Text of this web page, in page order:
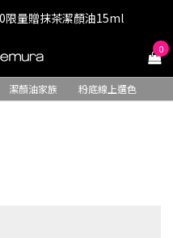
免運+贈$200回購金
限量贈抹茶潔顏油15ml
免運+贈$200回購金 0
潔顏油家族 粉底線上選色